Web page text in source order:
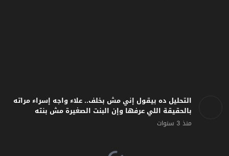
التحليل ده بيقول إني مش بخلف.. علاء واجه إسراء مراته
بالحقيقة اللي عرفها وإن البنت الصغيرة مش بنته
منذ 3 سنوات